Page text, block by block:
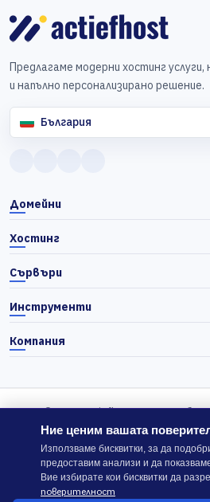
Предлагаме модерни хостинг
и напълно персонализирано решение.
България
Домейни
Хостинг
Сървъри
Инструменти
Компания
© 2026 Actiefhost. Съгласно
законодателство цените в сайта се
изчислява отделно при
приложимо.
Ние ценим вашата
Използваме бисквитки, за да
предоставим анализи и да
Вие избирате кои бисквитки да
поверителност